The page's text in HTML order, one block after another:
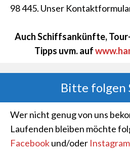
98 445. Unser
Auch Schiffsankünfte,
Tipps uvm. auf
Bitte folgen
Wer nicht genug von uns
Laufenden bleiben möchte
Facebookund/oder Instagram